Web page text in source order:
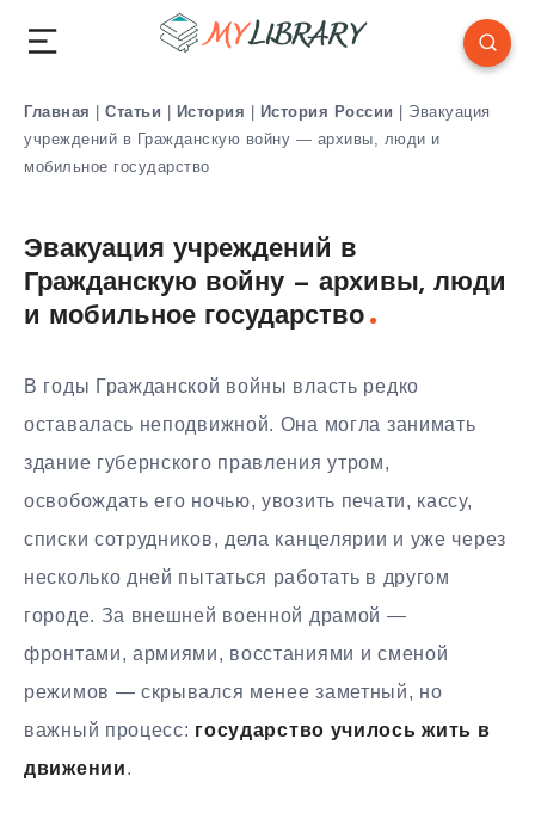
Главная | Статьи | История | История России | Эвакуация
учреждений в Гражданскую войну — архивы, люди и
мобильное государство
Эвакуация учреждений в
Гражданскую войну — архивы, люди
и мобильное государство
В годы Гражданской войны власть редко
оставалась неподвижной. Она могла занимать
здание губернского правления утром,
освобождать его ночью, увозить печати, кассу,
списки сотрудников, дела канцелярии и уже через
несколько дней пытаться работать в другом
городе. За внешней военной драмой —
фронтами, армиями, восстаниями и сменой
режимов — скрывался менее заметный, но
важный процесс: государство училось жить в
движении.